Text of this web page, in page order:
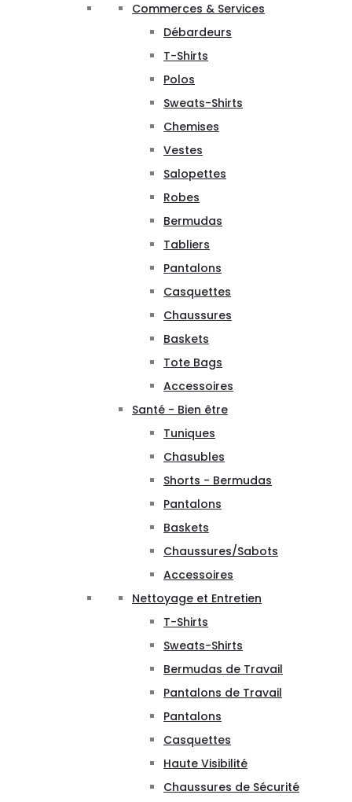
Commerces & Services
Débardeurs
T-Shirts
Polos
Sweats-Shirts
Chemises
Vestes
Salopettes
Robes
Bermudas
Tabliers
Pantalons
Casquettes
Chaussures
Baskets
Tote Bags
Accessoires
Santé - Bien être
Tuniques
Chasubles
Shorts - Bermudas
Pantalons
Baskets
Chaussures/Sabots
Accessoires
Nettoyage et Entretien
T-Shirts
Sweats-Shirts
Bermudas de Travail
Pantalons de Travail
Pantalons
Casquettes
Haute Visibilité
Chaussures de Sécurité